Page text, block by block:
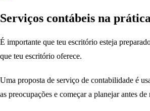
Serviços contábeis na
É importante que teu escritório esteja
que teu escritório oferece.
Uma proposta de serviço de contabilidade é
as preocupações e começar a planejar antes